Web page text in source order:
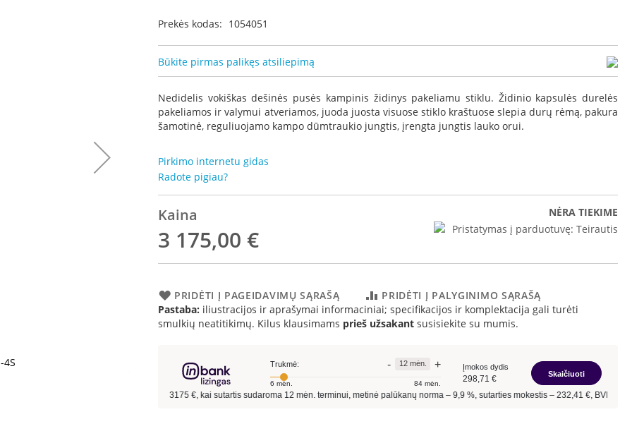
Prekės kodas: 1054051
Būkite pirmas palikęs atsiliepimą
Nedidelis vokiškas dešinės pusės kampinis židinys pakeliamu stiklu. Židinio kapsulės durelės
pakeliamos ir valymui atveriamos, juoda juosta visuose stiklo kraštuose slepia durų rėmą, pakura
šamotinė, reguliuojamo kampo dūmtraukio jungtis, įrengta jungtis lauko orui.
Pirkimo internetu gidas
Radote pigiau?
Kaina
3 175,00 €
NĖRA TIEKIME
Pristatymas į parduotuvę: Teirautis
PRIDĖTI Į PAGEIDAVIMŲ SĄRAŠĄ
PRIDĖTI Į PALYGINIMO SĄRAŠĄ
Pastaba: iliustracijos ir aprašymai informaciniai; specifikacijos ir komplektacija gali turėti
smulkių neatitikimų. Kilus klausimams prieš užsakant susisiekite su mumis.
Spartherm Varia 2R-50h-4S brėžinys